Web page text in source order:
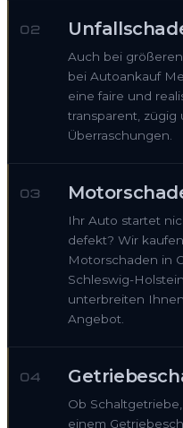
02
Auch bei
bei Autoankauf
eine faire und
transparent,
Überraschungen.
03
Ihr Auto startet
defekt? Wir
Motorschaden in
Schleswig-
unterbreiten
Angebot.
04
Ob
einem